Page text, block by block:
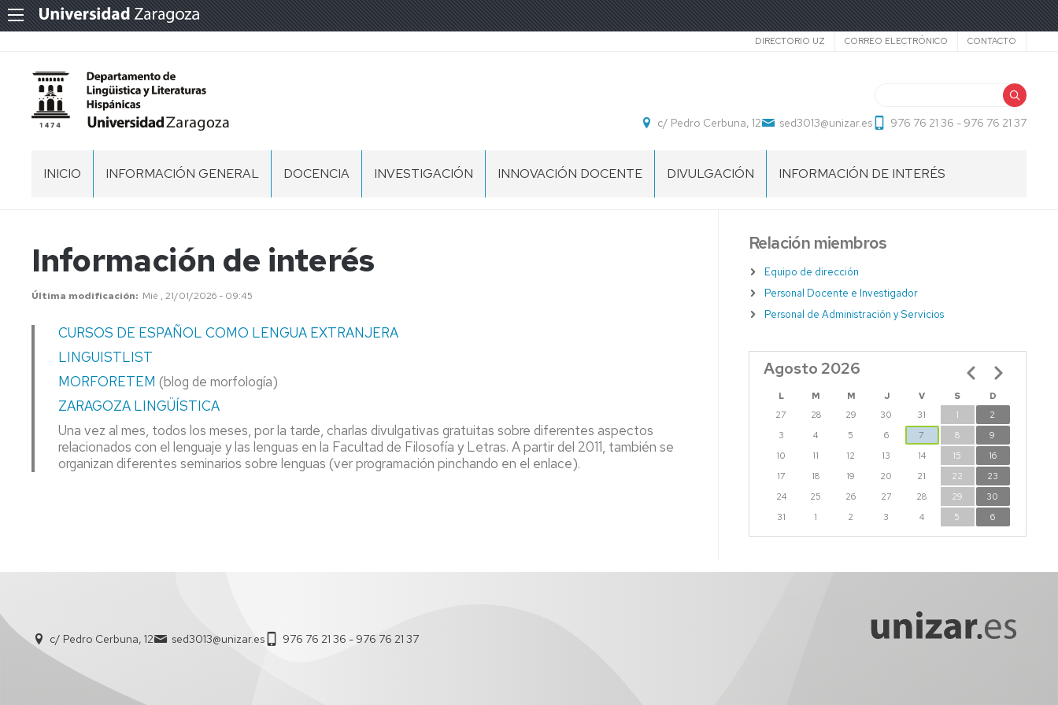
Secundario
DIRECTORIO UZ CORREO ELECTRÓNICO CONTACTO
c/ Pedro Cerbuna, 12 sed3013@unizar.es 976 76 21 36 - 976 76 21 37
INICIO INFORMACIÓN GENERAL
DEPARTAMENTAL
DE
EQUIPO
DE
DIRECCIÓN
DOCENCIA INVESTIGACIÓN
PSYLEX
INNOVACIÓN DOCENTE DIVULGACIÓN INFORMACIÓN DE INTERÉS
Información de interés
Última modificación Mié , 21/01/2026 - 09:45
CURSOS DE ESPAÑOL COMO LENGUA EXTRANJERA
LINGUISTLIST
MORFORETEM (blog de morfología)
ZARAGOZA LINGÜÍSTICA
Una vez al mes, todos los meses, por la tarde, charlas divulgativas gratuitas sobre diferentes aspectos
relacionados con el lenguaje y las lenguas en la Facultad de Filosofía y Letras. A partir del 2011, también se
organizan diferentes seminarios sobre lenguas (ver programación pinchando en el enlace).
Relación miembros
Equipo de dirección
Personal Docente e Investigador
Personal de Administración y Servicios
Agosto 2026
L M M J V S
D
27
28 29 30 31 1
2
3
4 5 6 7 8
9
10
11 12 13 14 15
16
17
18 19 20 21 22
23
24
25 26 27 28 29
30
31
1 2 3 4 5 6
Paginación
c/ Pedro Cerbuna, 12 sed3013@unizar.es 976 76 21 36 - 976 76 21 37